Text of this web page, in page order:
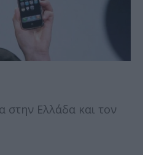
στην Ελλάδα και τον